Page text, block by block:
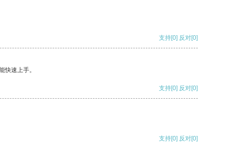
支持[0] 反对[0]
快速上手。
支持[0] 反对[0]
支持[0] 反对[0]